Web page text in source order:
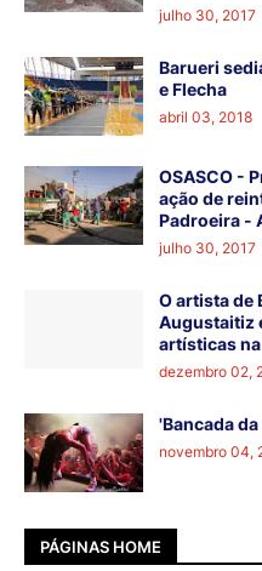
julho 30, 2017
Barueri
e Flecha
abril 03, 2018
OSASCO -
ação de
Padroeira -
julho 30, 2017
O artista de
Augustaitiz
artísticas
dezembro 02,
'Bancada
novembro 04,
PÁGINAS HOME